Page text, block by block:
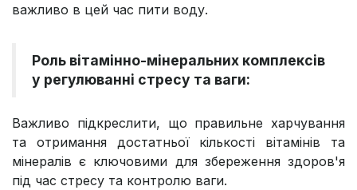
важливо в цей час пити воду.
Роль вітамінно-мінеральних комплексів
у регулюванні стресу та ваги:
Важливо підкреслити, що правильне харчування
та отримання достатньої кількості вітамінів та
мінералів є ключовими для збереження здоров'я
під час стресу та контролю ваги.